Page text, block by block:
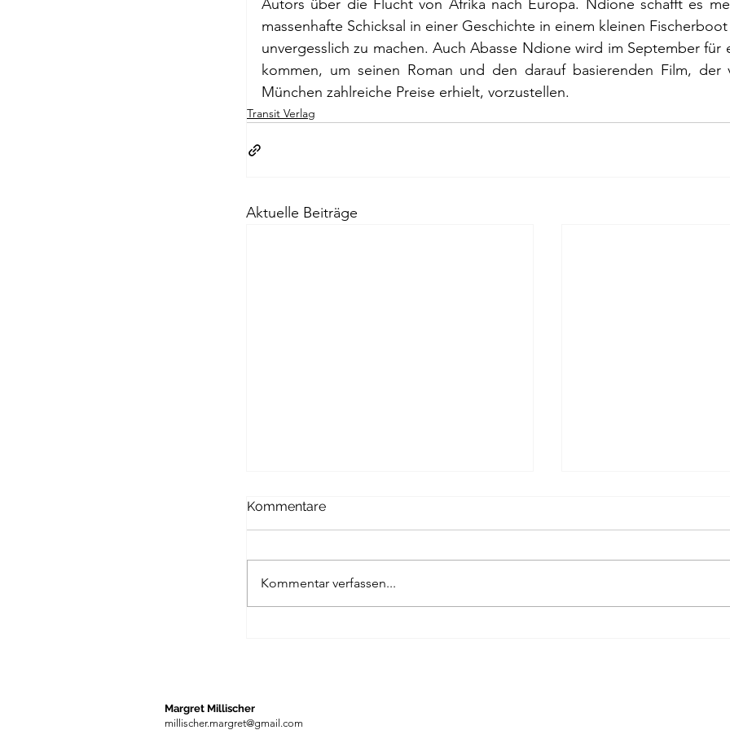
Passagen Verlag Pierre Bergounioux Marie Sellier Rainer Maria
Autors über die Flucht von Afrika nach Europa. Ndione schafft es
massenhafte Schicksal in einer Geschichte in einem kleinen
unvergesslich zu machen. Auch Abasse Ndione wird im September für
kommen, um seinen Roman und den darauf basierenden Film, der
München zahlreiche Preise erhielt, vorzustellen.
Transit Verlag
Aktuelle Beiträge
* KINDER- UND JUGENDBÜCHER
Hier eine kleine Übersicht über alle von
Kommentare
Kommentar verfassen...
Margret Millischer
millischer.margret@gmail.com